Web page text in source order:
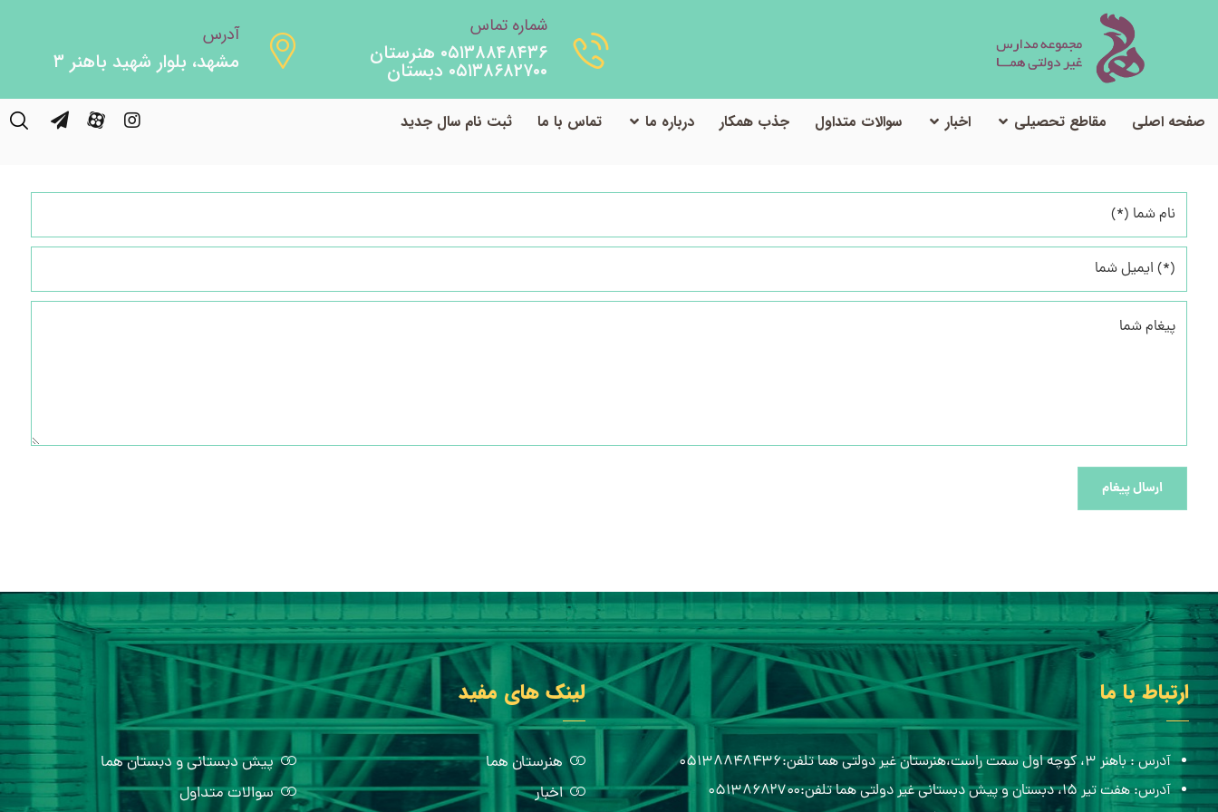
آدرس
مشهد، بلوار شهید باهنر ۳
شماره تماس
۰۵۱۳۸۸۴۸۴۳۶ هنرستان
۰۵۱۳۸۶۸۲۷۰۰ دبستان
صفحه اصلی مقاطع تحصیلی اخبار سوالات متداول جذب همکار درباره ما تماس با ما ثبت نام سال جدید
ارسال پیغام
ارتباط با ما
آدرس : باهنر ۳، کوچه اول سمت راست،هنرستان غیر دولتی هما تلفن:۰۵۱۳۸۸۴۸۴۳۶
آدرس: هفت تیر ۱۵، دبستان و پیش دبستانی غیر دولتی هما تلفن:۰۵۱۳۸۶۸۲۷۰۰
لینک های مفید
هنرستان هما
پیش دبستانی و دبستان هما
اخبار
سوالات متداول